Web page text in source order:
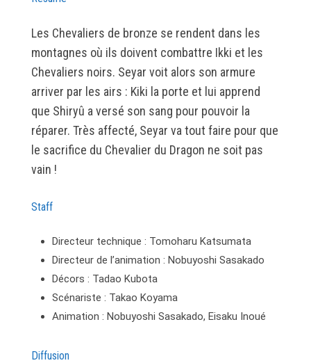
Les Chevaliers de bronze se rendent dans les
montagnes où ils doivent combattre Ikki et les
Chevaliers noirs. Seyar voit alors son armure
arriver par les airs : Kiki la porte et lui apprend
que Shiryû a versé son sang pour pouvoir la
réparer. Très affecté, Seyar va tout faire pour que
le sacrifice du Chevalier du Dragon ne soit pas
vain !
Staff
Directeur technique : Tomoharu Katsumata
Directeur de l’animation : Nobuyoshi Sasakado
Décors : Tadao Kubota
Scénariste : Takao Koyama
Animation : Nobuyoshi Sasakado, Eisaku Inoué
Diffusion